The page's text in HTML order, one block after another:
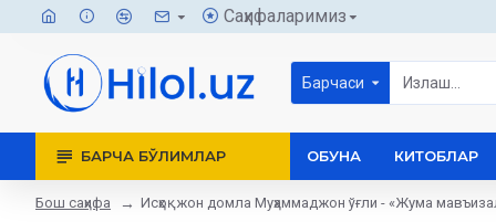
Саҳифаларимиз
Барчаси
БАРЧА БЎЛИМЛАР ОБУНА КИТОБЛАР
Бош саҳифа Исҳоқжон домла Муҳаммаджон ўғли - «Жума